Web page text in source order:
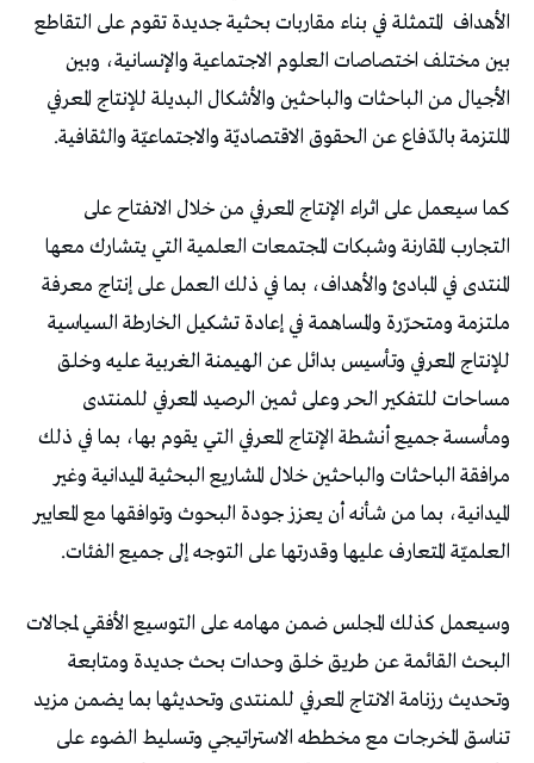
الأهداف المتمثلة في بناء مقاربات بحثية جديدة تقوم على التقاطع
بين مختلف اختصاصات العلوم الاجتماعية والإنسانية، وبين
الأجيال من الباحثات والباحثين والأشكال البديلة للإنتاج المعرفي
الملتزمة بالدّفاع عن الحقوق الاقتصاديّة والاجتماعيّة والثقافية.
كما سيعمل على اثراء الإنتاج المعرفي من خلال الانفتاح على
التجارب المقارنة وشبكات المجتمعات العلمية التي يتشارك معها
المنتدى في المبادئ والأهداف، بما في ذلك العمل على إنتاج معرفة
ملتزمة ومتحرّرة والمساهمة في إعادة تشكيل الخارطة السياسية
للإنتاج المعرفي وتأسيس بدائل عن الهيمنة الغربية عليه وخلق
مساحات للتفكير الحر وعلى ثمين الرصيد المعرفي للمنتدى
ومأسسة جميع أنشطة الإنتاج المعرفي التي يقوم بها، بما في ذلك
مرافقة الباحثات والباحثين خلال المشاريع البحثية الميدانية وغير
الميدانية، بما من شأنه أن يعزز جودة البحوث وتوافقها مع المعايير
العلميّة المتعارف عليها وقدرتها على التوجه إلى جميع الفئات.
وسيعمل كذلك المجلس ضمن مهامه على التوسيع الأفقي لمجالات
البحث القائمة عن طريق خلق وحدات بحث جديدة ومتابعة
وتحديث رزنامة الانتاج المعرفي للمنتدى وتحديثها بما يضمن مزيد
تناسق المخرجات مع مخططه الاستراتيجي وتسليط الضوء على